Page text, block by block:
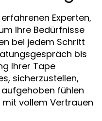
Experten,
Ihre Bedürfnisse
bei jedem Schritt
bis
Ihrer Tape
sicherzustellen,
fühlen
mit vollem Vertrauen